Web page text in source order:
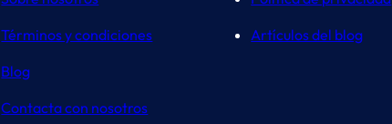
Términos y condiciones
Blog
Contacta con nosotros
Artículos del blog